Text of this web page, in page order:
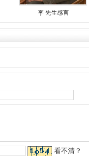
李 先生感言
看不清？